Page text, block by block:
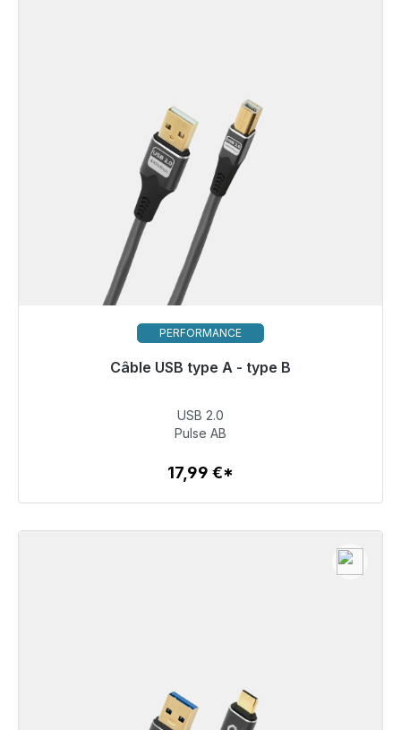
PERFORMANCE
Câble USB type A - type B
Prêt à être expédié, délai de livraison 48h*
17,99 €
Détails
USB 2.0
Pulse AB
17,99 €*